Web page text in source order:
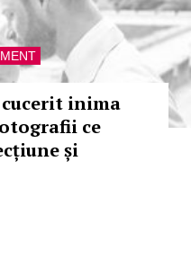
inima
ce
și